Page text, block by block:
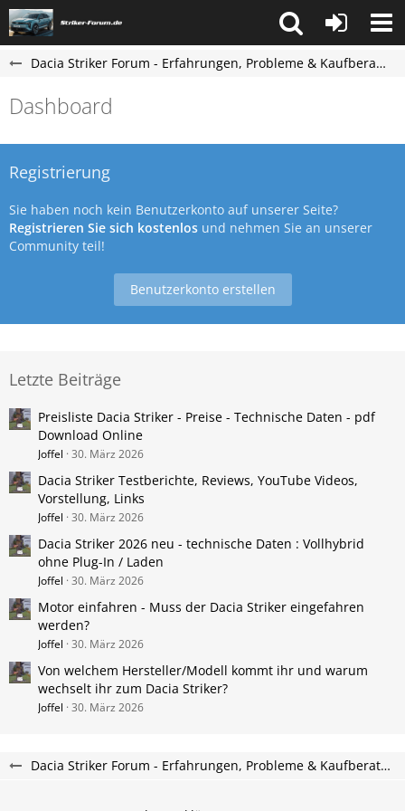
Dacia Striker Forum - Erfahrungen, Probleme & Kaufberatung
Dashboard
Registrierung
Sie haben noch kein Benutzerkonto auf unserer Seite?
Registrieren Sie sich kostenlos und nehmen Sie an unserer
Community teil!
Benutzerkonto erstellen
Letzte Beiträge
Preisliste Dacia Striker - Preise - Technische Daten - pdf
Download Online
Joffel 30. März 2026
Dacia Striker Testberichte, Reviews, YouTube Videos,
Vorstellung, Links
Joffel 30. März 2026
Dacia Striker 2026 neu - technische Daten : Vollhybrid
ohne Plug-In / Laden
Joffel 30. März 2026
Motor einfahren - Muss der Dacia Striker eingefahren
werden?
Joffel 30. März 2026
Von welchem Hersteller/Modell kommt ihr und warum
wechselt ihr zum Dacia Striker?
Joffel 30. März 2026
Dacia Striker Forum - Erfahrungen, Probleme & Kaufberatung